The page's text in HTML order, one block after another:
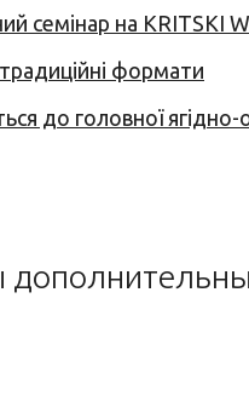
семінар на KRITSKI
формати
до головної ягідно-